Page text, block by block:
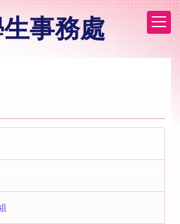
事務處